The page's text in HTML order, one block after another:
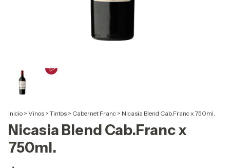
Inicio > Vinos > Tintos > Cabernet Franc > Nicasia Blend Cab.Franc x 750ml.
Nicasia Blend Cab.Franc x
750ml.